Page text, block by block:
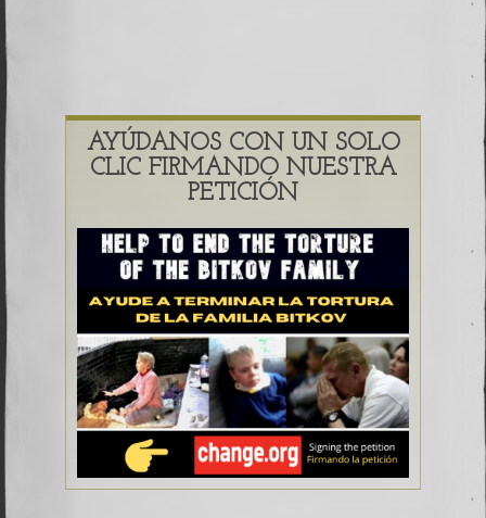
AYÚDANOS CON UN SOLO
CLIC FIRMANDO NUESTRA
PETICIÓN